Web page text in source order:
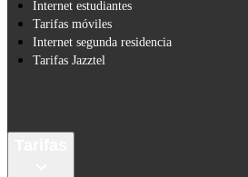
Internet estudiantes
Tarifas móviles
Internet segunda residencia
Tarifas Jazztel